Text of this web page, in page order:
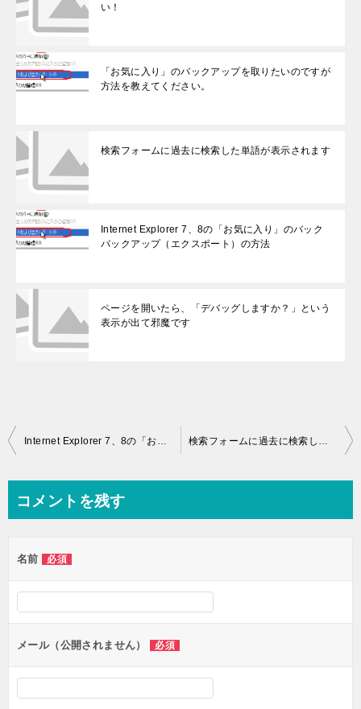
い！
「お気に入り」のバックアップを取りたいのですが
方法を教えてください。
検索フォームに過去に検索した単語が表示されます
Internet Explorer 7、8の「お気に入り」のバック
バックアップ（エクスポート）の方法
ページを開いたら、「デバッグしますか？」という
表示が出て邪魔です
投稿ナビゲーション Internet Explorer 7、8の「お気に入り」のバックバックアップ（エクスポート）の方法 検索フォームに過去に検索した単語が表示されます
コメントを残す
名前 必須
メール（公開されません） 必須